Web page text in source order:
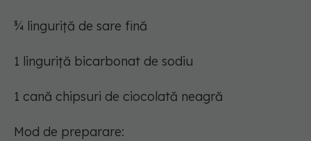
¾ linguriță de sare fină
1 linguriță bicarbonat de sodiu
1 cană chipsuri de ciocolată neagră
Mod de preparare: